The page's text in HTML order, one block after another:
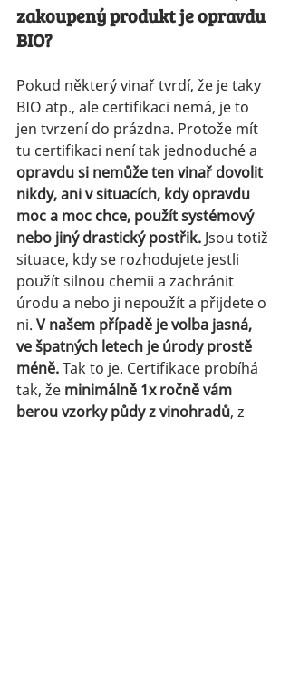
zakoupený produkt je opravdu
BIO?
Pokud některý vinař tvrdí, že je taky
BIO atp., ale certifikaci nemá, je to
jen tvrzení do prázdna. Protože mít
tu certifikaci není tak jednoduché a
opravdu si nemůže ten vinař dovolit
nikdy, ani v situacích, kdy opravdu
moc a moc chce, použít systémový
nebo jiný drastický postřik. Jsou totiž
situace, kdy se rozhodujete jestli
použít silnou chemii a zachránit
úrodu a nebo ji nepoužít a přijdete o
ni. V našem případě je volba jasná,
ve špatných letech je úrody prostě
méně. Tak to je. Certifikace probíhá
tak, že minimálně 1x ročně vám
berou vzorky půdy z vinohradů, z